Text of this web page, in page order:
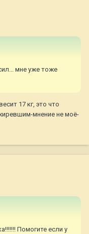
мне уже тоже
17 кг, это что
мнение не моё-
Помогите если у